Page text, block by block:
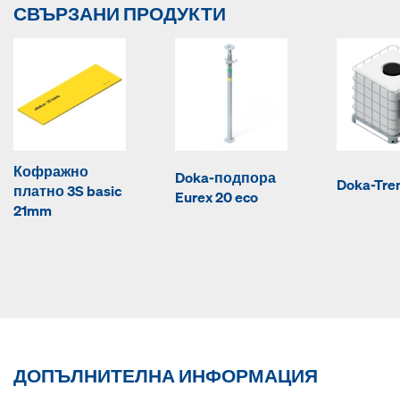
СВЪРЗАНИ ПРОДУКТИ
Кофражно
платно 3S basic
21mm
Doka-подпора
Eurex 20 eco
Doka-
ДОПЪЛНИТЕЛНА ИНФОРМАЦИЯ